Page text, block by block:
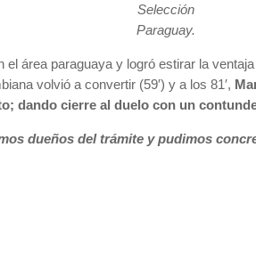
Selección
Paraguay.
el área paraguaya y logró estirar la
volvió a convertir (59′) y a los 81′,
dando cierre al duelo con un
dueños del trámite y pudimos